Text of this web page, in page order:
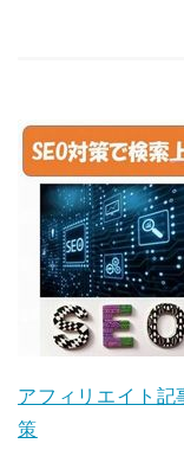
アフィリエイト記
策